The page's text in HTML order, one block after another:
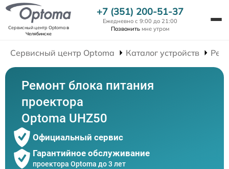
Сервисный центр Optomaв
Челябинске
+7 (351) 200-51-37
Ежедневно с 9:00 до 21:00
Позвонить мне утром
Сервисный центр Optoma Каталог устройств
Ремонт блока питания
проектора
Optoma UHZ50
Официальный сервис
Гарантийное обслуживание
проектора Optoma до 3 лет